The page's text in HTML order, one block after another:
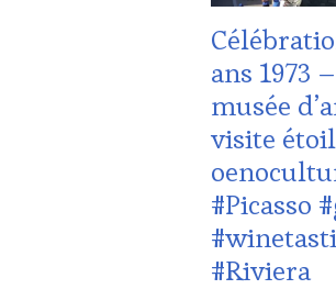
EDITION
LES
CLÉS
DU
VIN
ET
DE
LA
HAUTE
GASTRONOMIE
FRANÇAISE,
INVITATIONS
&
ans 1973
musée
visite
#Picasso
#Riviera